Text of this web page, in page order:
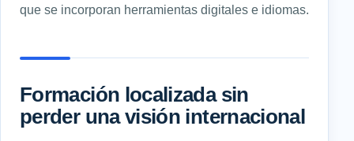
que se incorporan herramientas digitales e idiomas.
Formación localizada sin
perder una visión internacional